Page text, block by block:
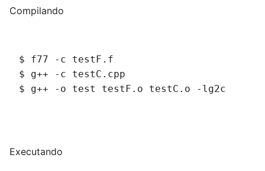
Compilando
$ f77 -c testF.f
$ g++ -c testC.cpp
$ g++ -o test testF.o testC.o -lg2c
Executando